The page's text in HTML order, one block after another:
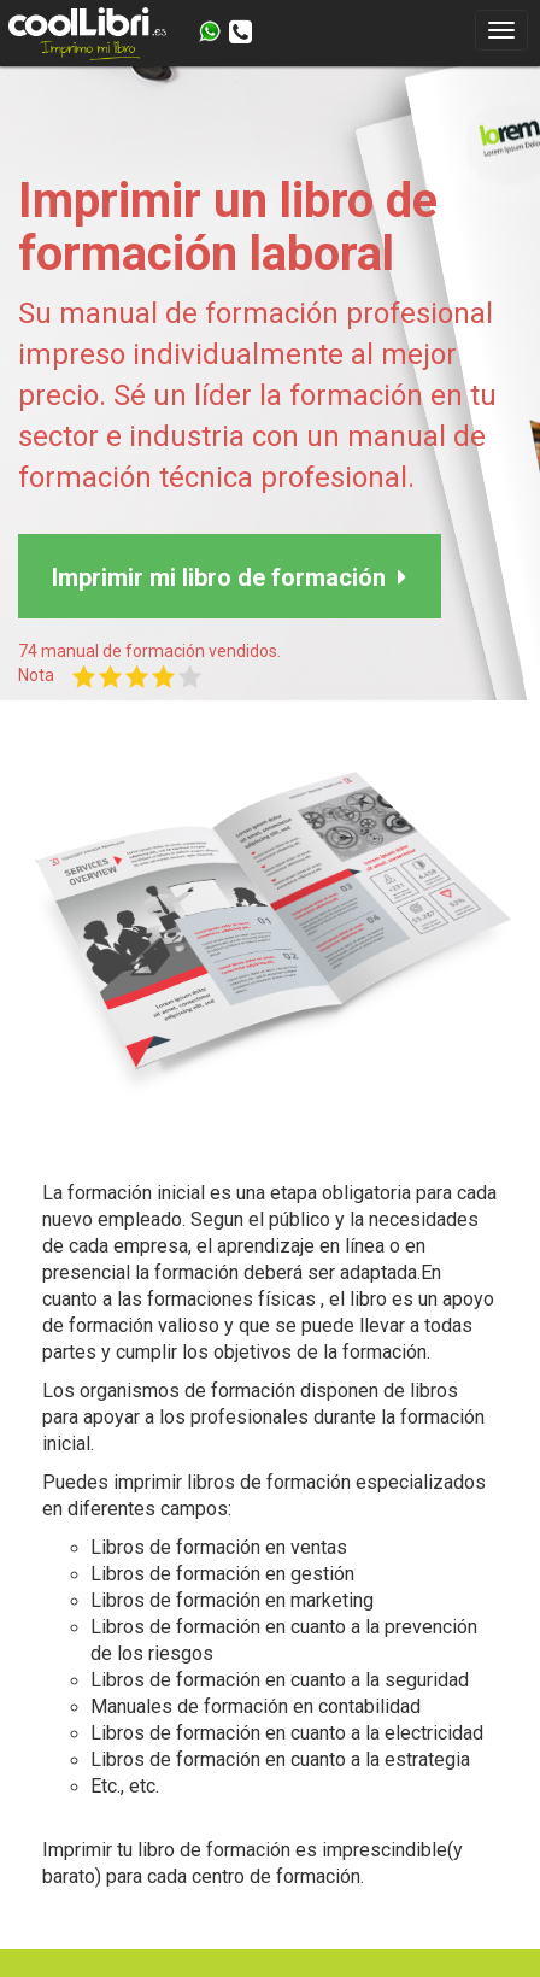
Imprimir un libro de
formación laboral
Su manual de formación profesional
impreso individualmente al mejor
precio. Sé un líder la formación en tu
sector e industria con un manual de
formación técnica profesional.
Imprimir mi libro de formación
74 manual de formación vendidos.
Nota
La formación inicial es una etapa obligatoria para cada
nuevo empleado. Segun el público y la necesidades
de cada empresa, el aprendizaje en línea o en
presencial la formación deberá ser adaptada.En
cuanto a las formaciones físicas , el libro es un apoyo
de formación valioso y que se puede llevar a todas
partes y cumplir los objetivos de la formación.
Los organismos de formación disponen de libros
para apoyar a los profesionales durante la formación
inicial.
Puedes imprimir libros de formación especializados
en diferentes campos:
Libros de formación en ventas
Libros de formación en gestión
Libros de formación en marketing
Libros de formación en cuanto a la prevención
de los riesgos
Libros de formación en cuanto a la seguridad
Manuales de formación en contabilidad
Libros de formación en cuanto a la electricidad
Libros de formación en cuanto a la estrategia
Etc., etc.
Imprimir tu libro de formación es imprescindible(y
barato) para cada centro de formación.